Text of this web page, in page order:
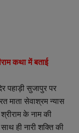
कथा में बताई
पहाड़ी सुजापुर पर
माता सेवाश्रम न्यास
के नाम की
ही नारी शक्ति की